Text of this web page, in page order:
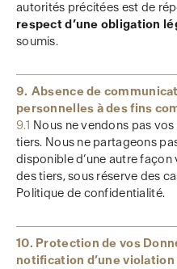
autorités précitées est de
respect d’une obligation
soumis.
9. Absence de
personnelles à des fins
9.1 Nous ne vendons pas
tiers. Nous ne partageons
disponible d’une autre façon
des tiers, sous réserve des
Politique de confidentialité.
10. Protection de vos
notification d’une